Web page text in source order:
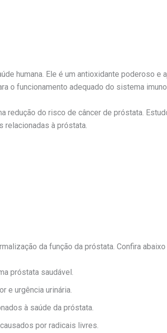
humana. Ele é um antioxidante poderoso e
o funcionamento adequado do sistema
redução do risco de câncer de próstata.
relacionadas à próstata.
da função da próstata. Confira
próstata saudável.
e urgência urinária.
à saúde da próstata.
por radicais livres.